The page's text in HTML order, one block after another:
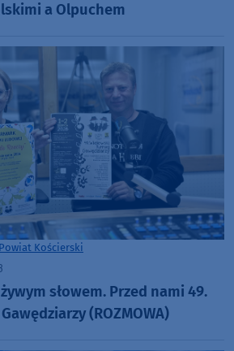
a Olpuchem
Powiat Kościerski
słowem. Przed nami 49.
(ROZMOWA)